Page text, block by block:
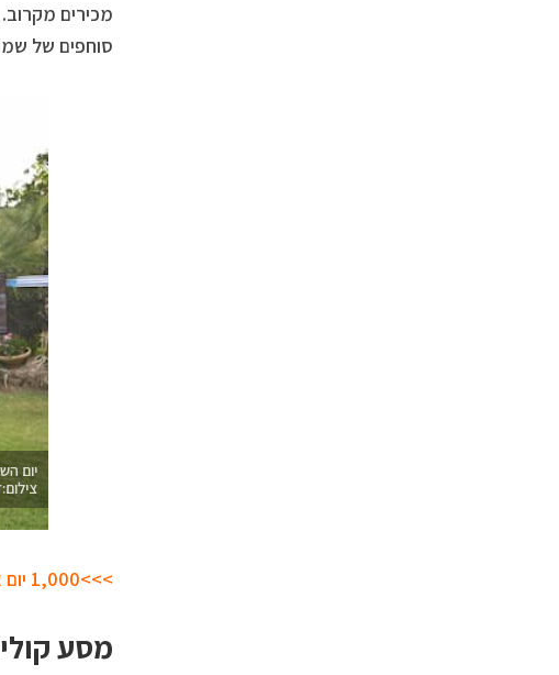
מכירים
סוחפים של
יום
>>>1,000 יום אחרי..
מסע